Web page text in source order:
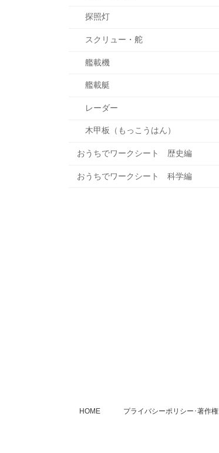
探照灯
スクリュー・舵
艦載機
艦載艇
レーダー
木甲板（もっこうはん）
おうちでワークシート 歴史編
おうちでワークシート 科学編
HOME プライバシーポリシー･著作権